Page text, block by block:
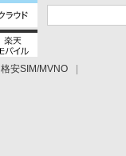
格安SIM/MVNO